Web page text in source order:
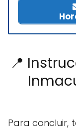
📍
Para concluir,